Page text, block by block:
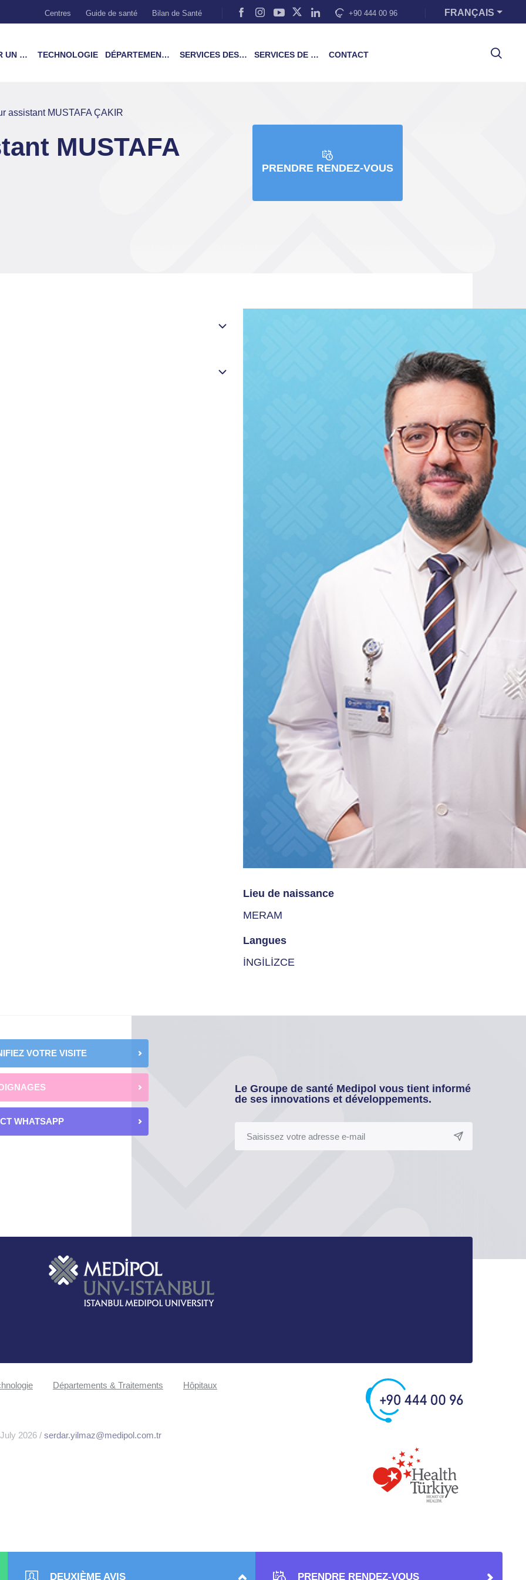
Centres Guide de santé Bilan de Santé +90 444 00 96 FRANÇAIS
TECHNOLOGIE DÉPARTEMENTS & TRAITEMENTS SERVICES DES PATIENTS SERVICES DE FORMATION CONTACT
assistant MUSTAFA ÇAKIR
MUSTAFA
PRENDRE RENDEZ-VOUS
Lieu de naissance
MERAM
Langues
İNGİLİZCE
VOTRE VISITE
WHATSAPP
Le Groupe de santé Medipol vous tient informé
de ses innovations et développements.
Départements & Traitements
Hôpitaux
2026 / serdar.yilmaz@medipol.com.tr
DEUXIÈME AVIS PRENDRE RENDEZ-VOUS